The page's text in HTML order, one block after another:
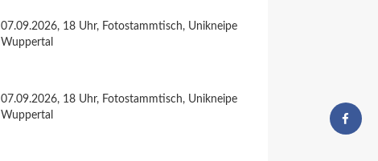
07.09.2026, 18 Uhr, Fotostammtisch, Unikneipe
Wuppertal
07.09.2026, 18 Uhr, Fotostammtisch, Unikneipe
Wuppertal